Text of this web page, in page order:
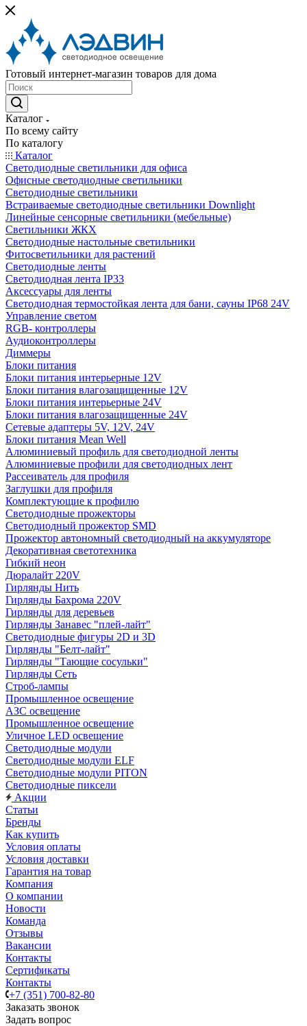
Готовый интернет-магазин товаров для дома
Каталог
По всему сайту
По каталогу
Каталог
Светодиодные светильники для офиса
Офисные светодиодные светильники
Светодиодные светильники
Встраиваемые светодиодные светильники Downlight
Линейные сенсорные светильники (мебельные)
Светильники ЖКХ
Светодиодные настольные светильники
Фитосветильники для растений
Светодиодные ленты
Светодиодная лента IP33
Аксессуары для ленты
Светодиодная термостойкая лента для бани, сауны IP68 24V
Управление светом
RGB- контроллеры
Аудиоконтроллеры
Диммеры
Блоки питания
Блоки питания интерьерные 12V
Блоки питания влагозащищенные 12V
Блоки питания интерьерные 24V
Блоки питания влагозащищенные 24V
Сетевые адаптеры 5V, 12V, 24V
Блоки питания Mean Well
Алюминиевый профиль для светодиодной ленты
Алюминиевые профили для светодиодных лент
Рассеиватель для профиля
Заглушки для профиля
Комплектующие к профилю
Светодиодные прожекторы
Светодиодный прожектор SMD
Прожектор автономный светодиодный на аккумуляторе
Декоративная светотехника
Гибкий неон
Дюралайт 220V
Гирлянды Нить
Гирлянды Бахрома 220V
Гирлянды для деревьев
Гирлянды Занавес "плей-лайт"
Светодиодные фигуры 2D и 3D
Гирлянды "Белт-лайт"
Гирлянды "Тающие сосульки"
Гирлянды Сеть
Строб-лампы
Промышленное освещение
АЗС освещение
Промышленное освещение
Уличное LED освещение
Светодиодные модули
Светодиодные модули ELF
Светодиодные модули PITON
Светодиодные пиксели
Акции
Статьи
Бренды
Как купить
Условия оплаты
Условия доставки
Гарантия на товар
Компания
О компании
Новости
Команда
Отзывы
Вакансии
Контакты
Сертификаты
Контакты
+7 (351) 700-82-80
Заказать звонок
Задать вопрос